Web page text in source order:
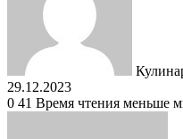
29.12.2023
0 41 Время чтения меньше